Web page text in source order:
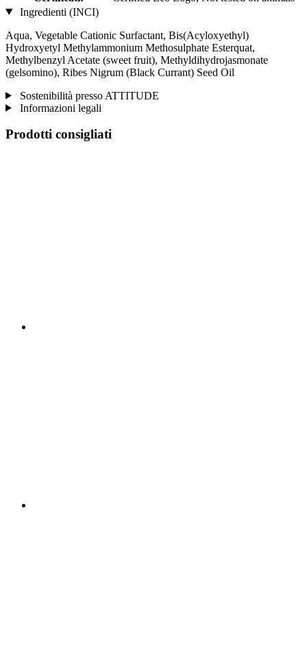
Ingredienti (INCI)
Aqua, Vegetable Cationic Surfactant, Bis(Acyloxyethyl)
Hydroxyetyl Methylammonium Methosulphate Esterquat,
Methylbenzyl Acetate (sweet fruit), Methyldihydrojasmonate
(gelsomino), Ribes Nigrum (Black Currant) Seed Oil
Sostenibilità presso ATTITUDE
Informazioni legali
Prodotti consigliati